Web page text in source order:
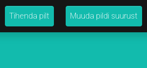
Tihenda pilt Muuda pildi suurust